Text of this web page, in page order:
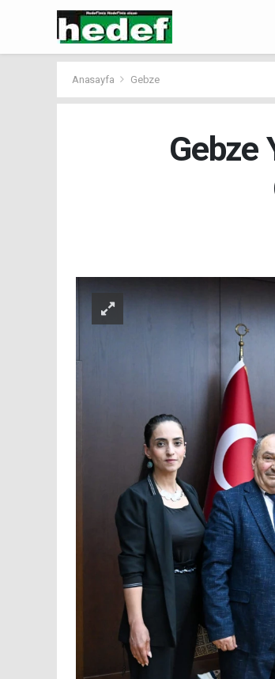
Anasayfa Gebze
Gebze